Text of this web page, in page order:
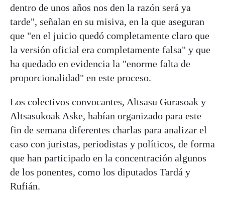
dentro de unos años nos den la razón será ya
tarde", señalan en su misiva, en la que aseguran
que "en el juicio quedó completamente claro que
la versión oficial era completamente falsa" y que
ha quedado en evidencia la "enorme falta de
proporcionalidad" en este proceso.
Los colectivos convocantes, Altsasu Gurasoak y
Altsasukoak Aske, habían organizado para este
fin de semana diferentes charlas para analizar el
caso con juristas, periodistas y políticos, de forma
que han participado en la concentración algunos
de los ponentes, como los diputados Tardá y
Rufián.